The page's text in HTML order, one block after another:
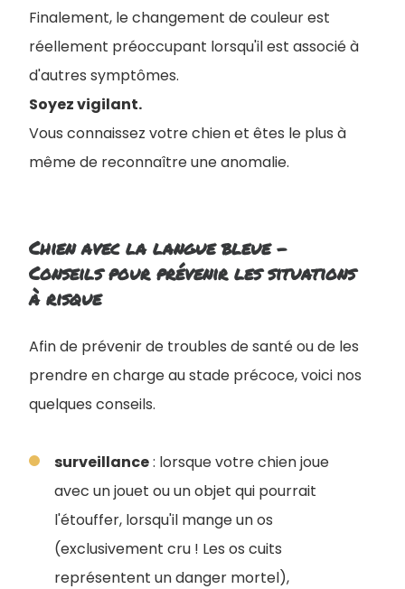
Finalement, le changement de couleur est
réellement préoccupant lorsqu'il est associé à
d'autres symptômes.
Soyez vigilant.
Vous connaissez votre chien et êtes le plus à
même de reconnaître une anomalie.
Chien avec la langue bleue -
Conseils pour prévenir les situations
à risque
Afin de prévenir de troubles de santé ou de les
prendre en charge au stade précoce, voici nos
quelques conseils.
surveillance: lorsque votre chien joue
avec un jouet ou un objet qui pourrait
l'étouffer, lorsqu'il mange un os
(exclusivement cru ! Les os cuits
représentent un danger mortel),